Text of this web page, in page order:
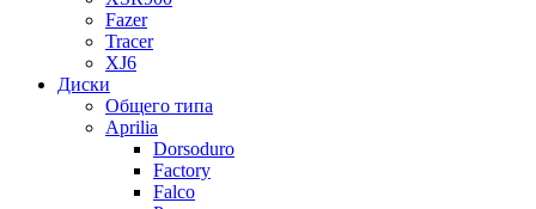
Fazer
Tracer
XJ6
Диски
Общего типа
Aprilia
Dorsoduro
Factory
Falco